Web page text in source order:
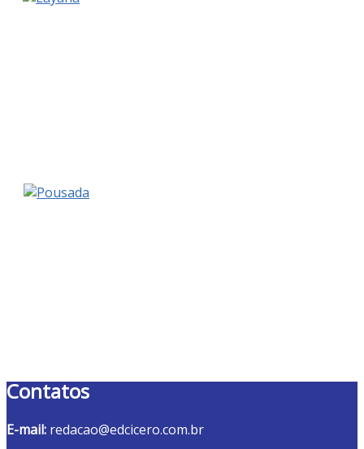
Contatos
E-mail: redacao@edcicero.com.br